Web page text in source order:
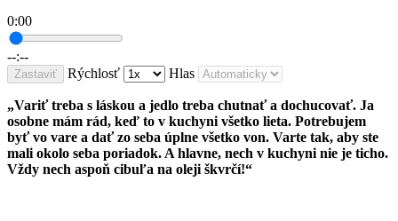
0:00
--:--
Zastaviť Rýchlosť Hlas
„Variť treba s láskou a jedlo treba chutnať a dochucovať. Ja
osobne mám rád, keď to v kuchyni všetko lieta. Potrebujem
byť vo vare a dať zo seba úplne všetko von. Varte tak, aby ste
mali okolo seba poriadok. A hlavne, nech v kuchyni nie je ticho.
Vždy nech aspoň cibuľa na oleji škvrčí!“